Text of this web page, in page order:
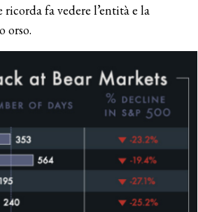
fa vedere l’entità e la
orso.